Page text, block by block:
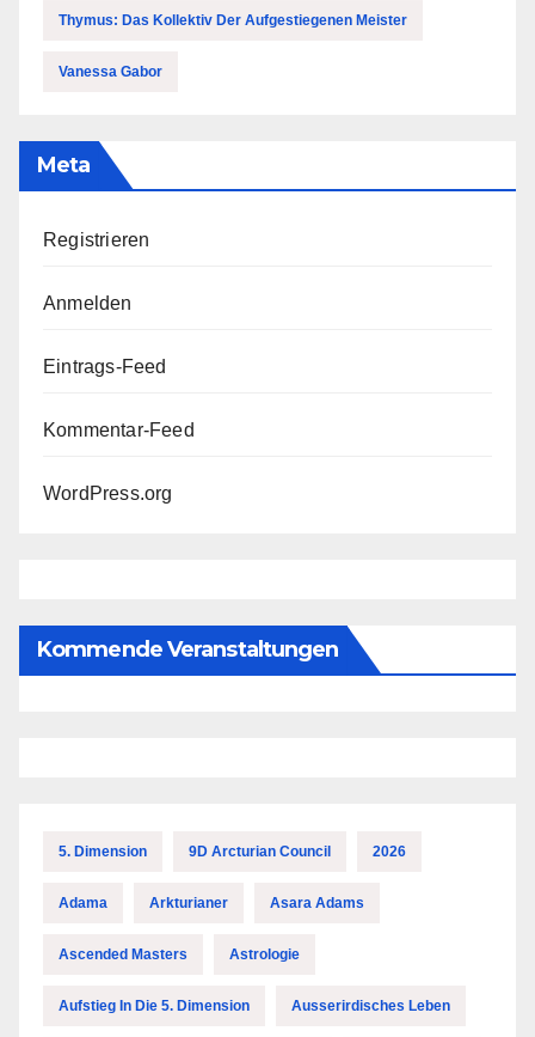
Thymus: Das Kollektiv Der Aufgestiegenen Meister
Vanessa Gabor
Meta
Registrieren
Anmelden
Eintrags-Feed
Kommentar-Feed
WordPress.org
Kommende Veranstaltungen
5. Dimension 9D Arcturian Council 2026
Adama Arkturianer Asara Adams
Ascended Masters Astrologie
Aufstieg In Die 5. Dimension Ausserirdisches Leben